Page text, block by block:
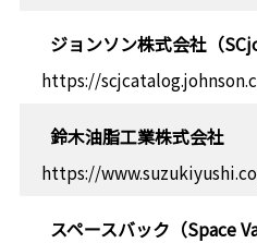
ジョンソン株式会社（
https://
鈴木油脂工業株式会社
https://
スペースバック（Space